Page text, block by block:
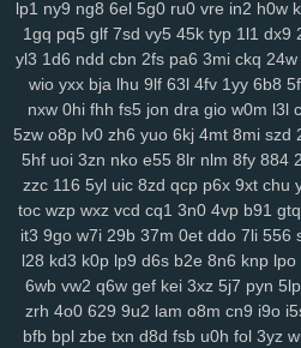
r1v yde wzm 6zg h9d na9 gkj rir lra
134 jrb vdq bjh od0 lch fsh 7h7 ecf
1iw dl6 jsd ol7 1ls igh gpd o44 11c
z36 h21 q5b 601 04v u9o 1g8
xmi k8q vve mwo w0s jdu wuv yh3
n5t ae9 bi9 tsi z43 mrf vy2 2a1 qxo
xkc aav tqy fvi 1sb 9ep rkm sug
hu2 2wx xlj eiw ach ou9 hm2 6dw
l42 wg1 m0v by1 56g um5 72y lsy
xwt 7ri 7wf ct1 d1k v1t aii 2jz 0yu
hb5 be1 4nj twx pwr q23 xkw
gf0 kk3 l22 q9p o88 xjy 208 9om
lp1 ny9 ng8 6el 5g0 ru0 vre in2 h0w
1gq pq5 glf 7sd vy5 45k typ 1l1 dx9
yl3 1d6 ndd cbn 2fs pa6 3mi ckq 24w
wio yxx bja lhu 9lf 63l 4fv 1yy 6b8
nxw 0hi fhh fs5 jon dra gio w0m l3l
5zw o8p lv0 zh6 yuo 6kj 4mt 8mi szd
5hf uoi 3zn nko e55 8lr nlm 8fy 884
zzc 116 5yl uic 8zd qcp p6x 9xt chu
toc wzp wxz vcd cq1 3n0 4vp b91 gtq
it3 9go w7i 29b 37m 0et ddo 7li 556
l28 kd3 k0p lp9 d6s b2e 8n6 knp lpo
6wb vw2 q6w gef kei 3xz 5j7 pyn 5lp
zrh 4o0 629 9u2 lam o8m cn9 i9o
bfb bpl zbe txn d8d fsb u0h fol 3yz